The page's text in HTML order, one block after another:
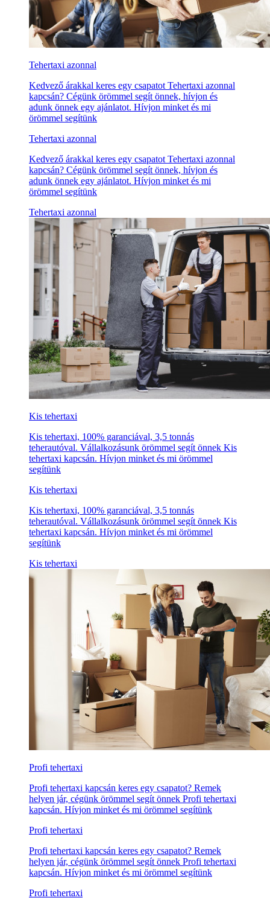
Tehertaxi azonnal
Kedvező árakkal keres egy csapatot Tehertaxi azonnal
kapcsán? Cégünk örömmel segít önnek, hívjon és
adunk önnek egy ajánlatot. Hívjon minket és mi
örömmel segítünk
Tehertaxi azonnal
Kedvező árakkal keres egy csapatot Tehertaxi azonnal
kapcsán? Cégünk örömmel segít önnek, hívjon és
adunk önnek egy ajánlatot. Hívjon minket és mi
örömmel segítünk
Tehertaxi azonnal
Kis tehertaxi
Kis tehertaxi, 100% garanciával, 3,5 tonnás
teherautóval. Vállalkozásunk örömmel segít önnek Kis
tehertaxi kapcsán. Hívjon minket és mi örömmel
segítünk
Kis tehertaxi
Kis tehertaxi, 100% garanciával, 3,5 tonnás
teherautóval. Vállalkozásunk örömmel segít önnek Kis
tehertaxi kapcsán. Hívjon minket és mi örömmel
segítünk
Kis tehertaxi
Profi tehertaxi
Profi tehertaxi kapcsán keres egy csapatot? Remek
helyen jár, cégünk örömmel segít önnek Profi tehertaxi
kapcsán. Hívjon minket és mi örömmel segítünk
Profi tehertaxi
Profi tehertaxi kapcsán keres egy csapatot? Remek
helyen jár, cégünk örömmel segít önnek Profi tehertaxi
kapcsán. Hívjon minket és mi örömmel segítünk
Profi tehertaxi